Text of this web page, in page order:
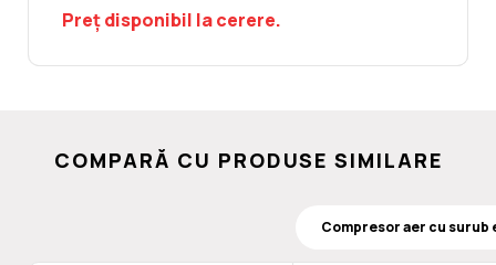
Preț disponibil la cerere.
COMPARĂ CU PRODUSE SIMILARE